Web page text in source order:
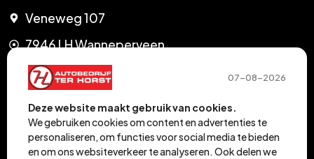
07-08-2026
Deze website maakt gebruik van cookies.
We gebruiken cookies om content en advertenties te
personaliseren, om functies voor social media te bieden
en om ons websiteverkeer te analyseren. Ook delen we
Veneweg 107
7946 LH Wanneperveen
KvK 05063761
info@autobedrijfterhorst.nl